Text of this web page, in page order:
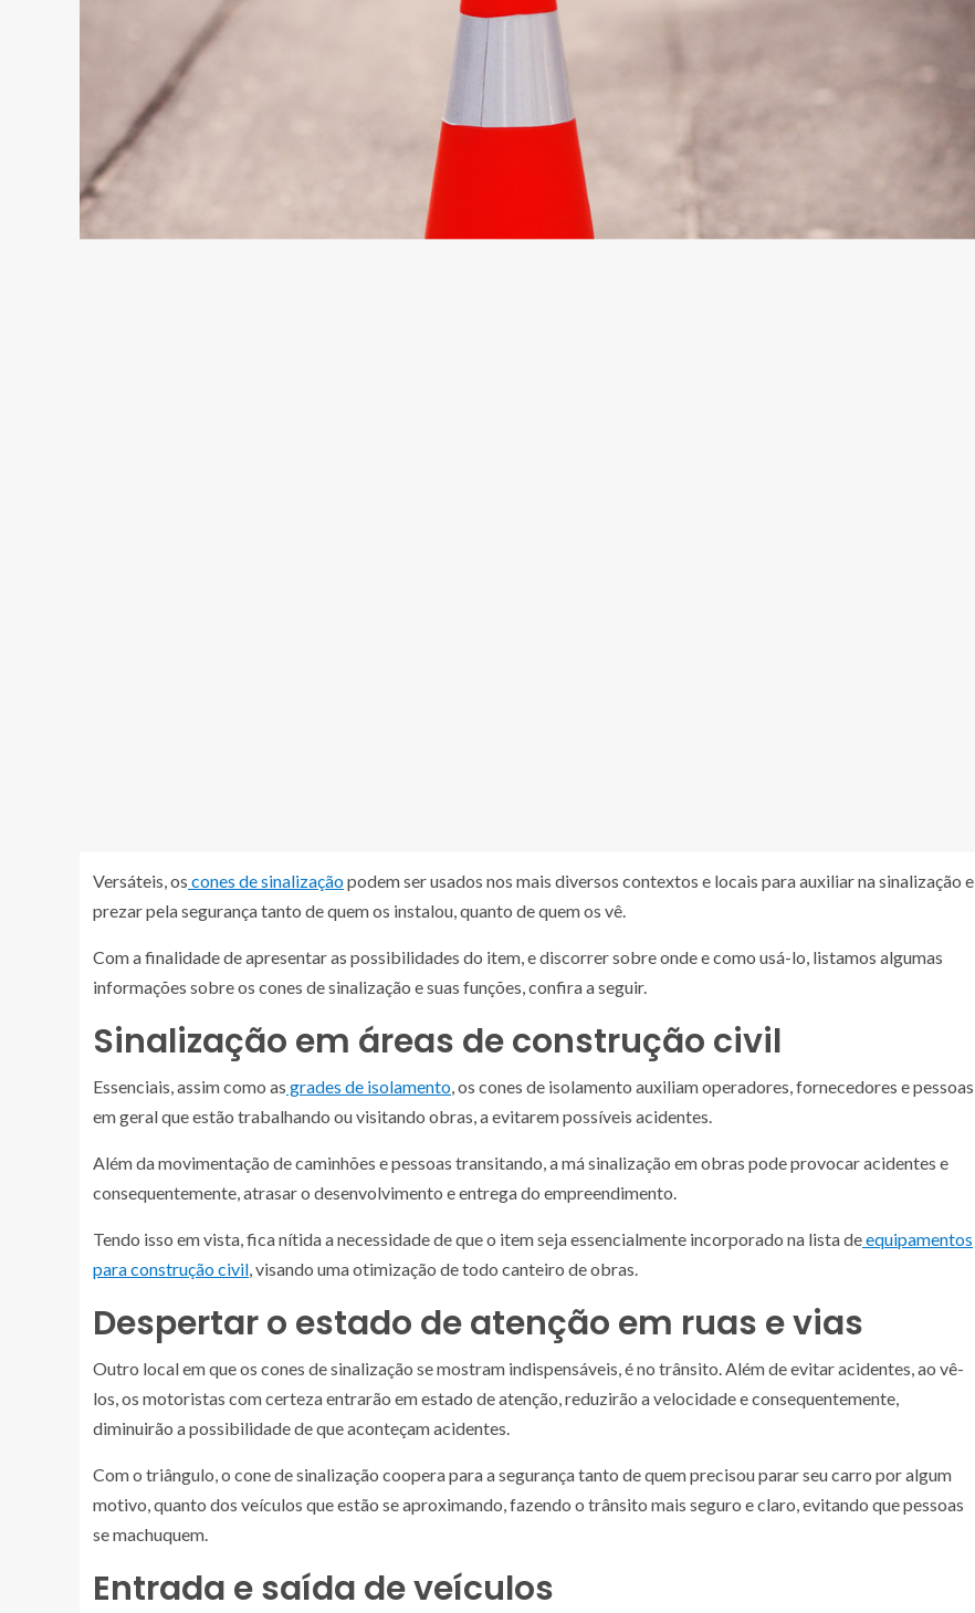
Versáteis, os cones de sinalizaçãopodem ser usados nos mais diversos contextos e locais para auxiliar na sinalização e
prezar pela segurança tanto de quem os instalou, quanto de quem os vê.
Com a finalidade de apresentar as possibilidades do item, e discorrer sobre onde e como usá-lo, listamos algumas
informações sobre os cones de sinalização e suas funções, confira a seguir.
Sinalização em áreas de construção civil
Essenciais, assim como as grades de isolamento, os cones de isolamento auxiliam operadores, fornecedores e pessoas
em geral que estão trabalhando ou visitando obras, a evitarem possíveis acidentes.
Além da movimentação de caminhões e pessoas transitando, a má sinalização em obras pode provocar acidentes e
consequentemente, atrasar o desenvolvimento e entrega do empreendimento.
Tendo isso em vista, fica nítida a necessidade de que o item seja essencialmente incorporado na lista deequipamentos
para construção civil, visando uma otimização de todo canteiro de obras.
Despertar o estado de atenção em ruas e vias
Outro local em que os cones de sinalização se mostram indispensáveis, é no trânsito. Além de evitar acidentes, ao vê-
los, os motoristas com certeza entrarão em estado de atenção, reduzirão a velocidade e consequentemente,
diminuirão a possibilidade de que aconteçam acidentes.
Com o triângulo, o cone de sinalização coopera para a segurança tanto de quem precisou parar seu carro por algum
motivo, quanto dos veículos que estão se aproximando, fazendo o trânsito mais seguro e claro, evitando que pessoas
se machuquem.
Entrada e saída de veículos